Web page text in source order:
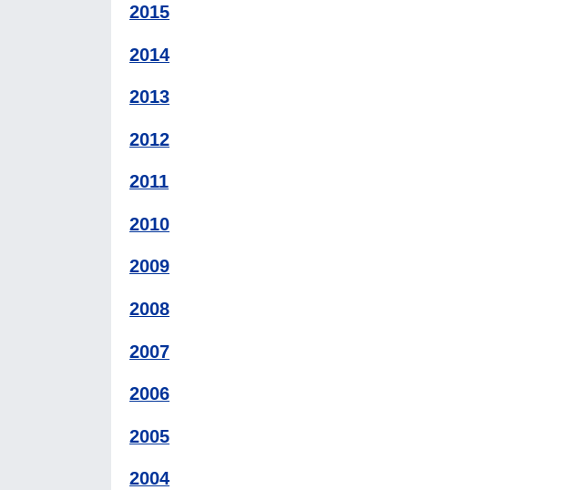
2015
2014
2013
2012
2011
2010
2009
2008
2007
2006
2005
2004